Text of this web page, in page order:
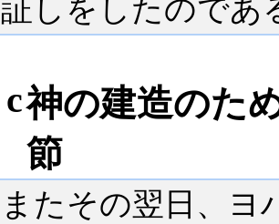
証しをしたのであ
c神の建造のた
節
またその翌日、ヨ